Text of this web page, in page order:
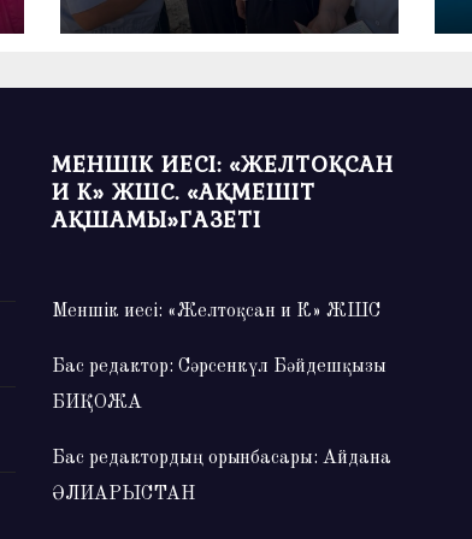
МЕНШІК ИЕСІ: «ЖЕЛТОҚСАН
И К» ЖШС. «АҚМЕШІТ
АҚШАМЫ»ГАЗЕТІ
Меншік иесі: «Желтоқсан и К» ЖШС
Бас редактор: Сәрсенкүл Бәйдешқызы
БИҚОЖА
Бас редактордың орынбасары: Айдана
ӘЛИАРЫСТАН